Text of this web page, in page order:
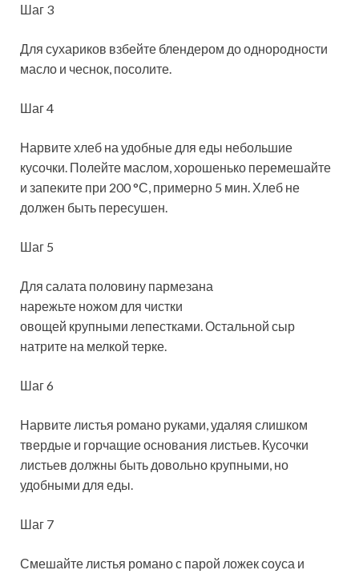
Шаг 3
Для сухариков взбейте блендером до однородности
масло и чеснок, посолите.
Шаг 4
Нарвите хлеб на удобные для еды небольшие
кусочки. Полейте маслом, хорошенько перемешайте
и запеките при 200 °С, примерно 5 мин. Хлеб не
должен быть пересушен.
Шаг 5
Для салата половину пармезана
нарежьте ножом для чистки
овощей крупными лепестками. Остальной сыр
натрите на мелкой терке.
Шаг 6
Нарвите листья романо руками, удаляя слишком
твердые и горчащие основания листьев. Кусочки
листьев должны быть довольно крупными, но
удобными для еды.
Шаг 7
Смешайте листья романо с парой ложек соуса и